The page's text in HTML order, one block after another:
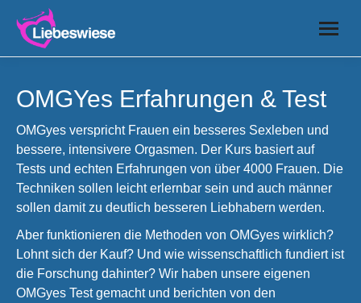
OMGYes Erfahrungen & Test
OMGyes verspricht Frauen ein besseres Sexleben und
bessere, intensivere Orgasmen. Der Kurs basiert auf
Tests und echten Erfahrungen von über 4000 Frauen. Die
Techniken sollen leicht erlernbar sein und auch männer
sollen damit zu deutlich besseren Liebhabern werden.
Aber funktionieren die Methoden von OMGyes wirklich?
Lohnt sich der Kauf? Und wie wissenschaftlich fundiert ist
die Forschung dahinter? Wir haben unsere eigenen
OMGyes Test gemacht und berichten von den